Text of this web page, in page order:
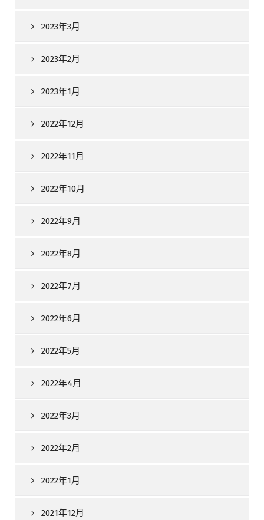
2023年3月
2023年2月
2023年1月
2022年12月
2022年11月
2022年10月
2022年9月
2022年8月
2022年7月
2022年6月
2022年5月
2022年4月
2022年3月
2022年2月
2022年1月
2021年12月